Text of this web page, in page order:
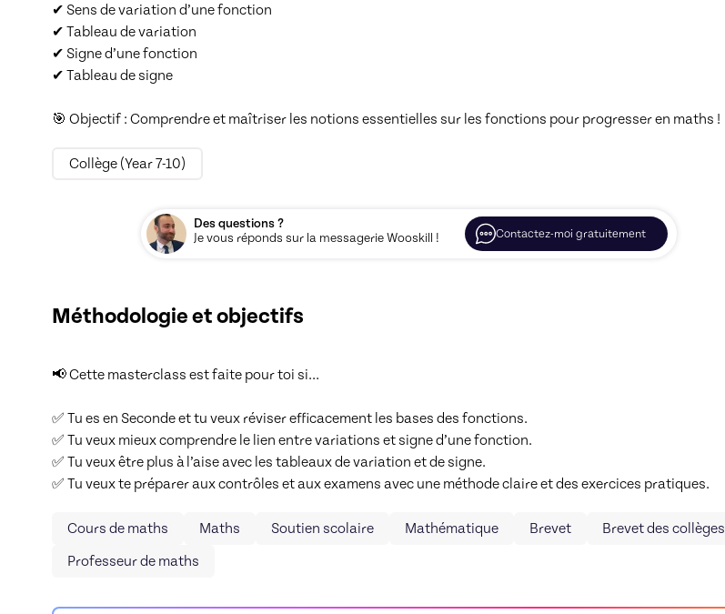
✔ Sens de variation d’une fonction
✔ Tableau de variation
✔ Signe d’une fonction
✔ Tableau de signe
🎯 Objectif : Comprendre et maîtriser les notions essentielles sur les fonctions pour progresser en maths !
Collège (Year 7-10)
Des questions ?
Je vous réponds sur la messagerie Wooskill !
Contactez-moi gratuitement
Méthodologie et objectifs
📢 Cette masterclass est faite pour toi si…
✅ Tu es en Seconde et tu veux réviser efficacement les bases des fonctions.
✅ Tu veux mieux comprendre le lien entre variations et signe d’une fonction.
✅ Tu veux être plus à l’aise avec les tableaux de variation et de signe.
✅ Tu veux te préparer aux contrôles et aux examens avec une méthode claire et des exercices pratiques.
Cours de maths Maths Soutien scolaire Mathématique Brevet
Brevet des collèges
Professeur de maths